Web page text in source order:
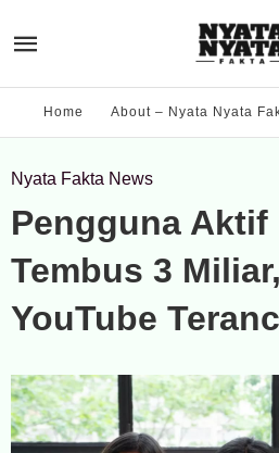
Home About – Nyata Nyata
Nyata Fakta News
Pengguna Aktif
Tembus 3
YouTube